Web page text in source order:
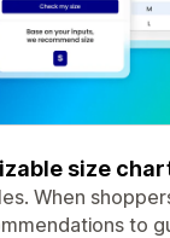
size
When
to